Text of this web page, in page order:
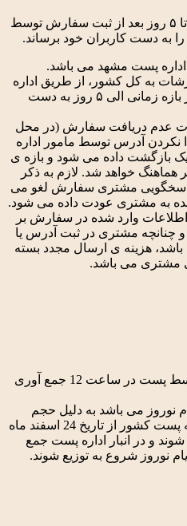
نورونیک ، متعهد است که طی ۳ تا ۵ روز بعد از ثبت سفارش توسط
دست کاربران خود برساند.
اداره پست مشهد می باشد.
به کل کشور، از طریق اداره
پست ارسال می شود و در بازه زمانی الی ۵ روز به دست
عدم دریافت سفارش (در محل
نکردن آدرس توسط مامور اداره
بازگشت داده می شود و بازه ی
هماهنگ خواهد شد. لازم به ذکر
مشتری سفارش لغو می
به مشتری عودت داده می شود.
وارد شده در سفارش بر
مشتری در ثبت آدرس یا
هزینه ی ارسال مجدد بسته
مشتری می باشد.
تمام سفارشات روزانه توسط پست در ساعت 12 جمع آوری
نوروز می باشد به دلیل حجم
بالای ارسال توسط سامانه پست کشور از تاریخ 24 اسفند ماه
شوند و در انبار اداره پست جمع
نوروز شروع به توزیع شوند.